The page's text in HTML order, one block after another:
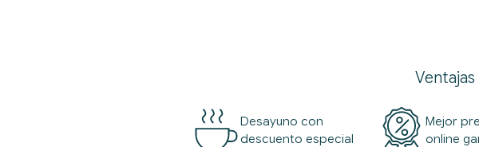
Desayuno con
descuento especial
Mejor
online